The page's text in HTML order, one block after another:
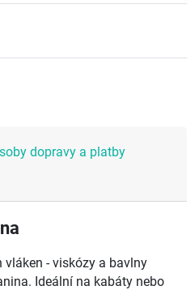
dopravy a platby
vláken - viskózy a bavlny
Ideální na kabáty nebo